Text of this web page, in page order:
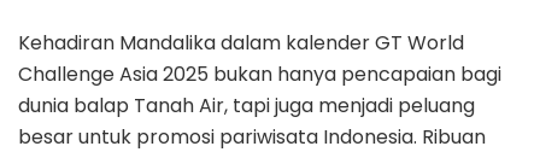
Kehadiran Mandalika dalam kalender GT World
Challenge Asia 2025 bukan hanya pencapaian bagi
dunia balap Tanah Air, tapi juga menjadi peluang
besar untuk promosi pariwisata Indonesia. Ribuan